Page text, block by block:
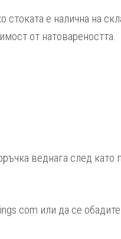
е налична на
от натовареността.
веднага след като
или да се